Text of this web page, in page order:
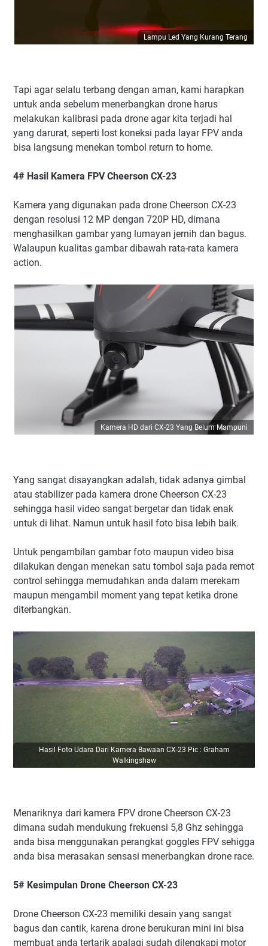
Lampu Led Yang Kurang Terang
Tapi agar selalu terbang dengan aman, kami harapkan
untuk anda sebelum menerbangkan drone harus
melakukan kalibrasi pada drone agar kita terjadi hal
yang darurat, seperti lost koneksi pada layar FPV anda
bisa langsung menekan tombol return to home.
4# Hasil Kamera FPV Cheerson CX-23
Kamera yang digunakan pada drone Cheerson CX-23
dengan resolusi 12 MP dengan 720P HD, dimana
menghasilkan gambar yang lumayan jernih dan bagus.
Walaupun kualitas gambar dibawah rata-rata kamera
action.
Kamera HD dari CX-23 Yang Belum Mampuni
Yang sangat disayangkan adalah, tidak adanya gimbal
atau stabilizer pada kamera drone Cheerson CX-23
sehingga hasil video sangat bergetar dan tidak enak
untuk di lihat. Namun untuk hasil foto bisa lebih baik.
Untuk pengambilan gambar foto maupun video bisa
dilakukan dengan menekan satu tombol saja pada remot
control sehingga memudahkan anda dalam merekam
maupun mengambil moment yang tepat ketika drone
diterbangkan.
Hasil Foto Udara Dari Kamera Bawaan CX-23 Pic : Graham
Walkingshaw
Menariknya dari kamera FPV drone Cheerson CX-23
dimana sudah mendukung frekuensi 5,8 Ghz sehingga
anda bisa menggunakan perangkat goggles FPV sehigga
anda bisa merasakan sensasi menerbangkan drone race.
5# Kesimpulan Drone Cheerson CX-23
Drone Cheerson CX-23 memiliki desain yang sangat
bagus dan cantik, karena drone berukuran mini ini bisa
membuat anda tertarik apalagi sudah dilengkapi motor